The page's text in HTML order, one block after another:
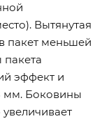
Вытянутая
пакет меньшей
эффект и
мм. Боковины